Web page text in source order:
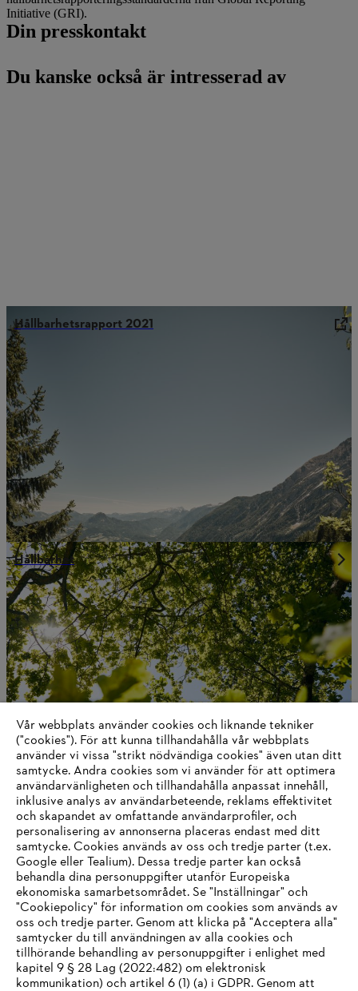
Initiative (GRI).
Din presskontakt
Du kanske också är intresserad av
Hållbarhetsrapport 2021
Hållbarhet
Klimatstrategi
Information för leverantörer
Produkter
Kontakt
Karriär
System för visselblåsare
Vår webbplats använder cookies och liknande tekniker
("cookies"). För att kunna tillhandahålla vår webbplats
använder vi vissa "strikt nödvändiga cookies" även utan ditt
samtycke. Andra cookies som vi använder för att optimera
användarvänligheten och tillhandahålla anpassat innehåll,
inklusive analys av användarbeteende, reklams effektivitet
och skapandet av omfattande användarprofiler, och
personalisering av annonserna placeras endast med ditt
samtycke. Cookies används av oss och tredje parter (t.ex.
Google eller Tealium). Dessa tredje parter kan också
behandla dina personuppgifter utanför Europeiska
ekonomiska samarbetsområdet. Se "Inställningar" och
"Cookiepolicy" för information om cookies som används av
oss och tredje parter. Genom att klicka på "Acceptera alla"
samtycker du till användningen av alla cookies och
tillhörande behandling av personuppgifter i enlighet med
kapitel 9 § 28 Lag (2022:482) om elektronisk
kommunikation) och artikel 6 (1) (a) i GDPR. Genom att